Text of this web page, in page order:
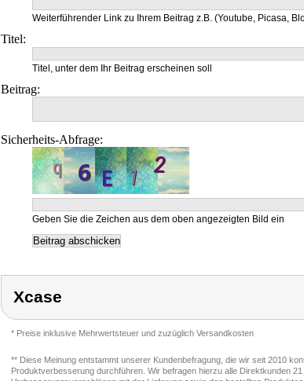
Weiterführender Link zu Ihrem Beitrag z.B. (Youtube, Picasa,
Titel:
Titel, unter dem Ihr Beitrag erscheinen soll
Beitrag:
Sicherheits-Abfrage:
Geben Sie die Zeichen aus dem oben angezeigten Bild ein
Xcase
* Preise inklusive Mehrwertsteuer und zuzüglich Versandkosten
** Diese Meinung entstammt unserer Kundenbefragung, die wir seit 2010
Produktverbesserung durchführen. Wir befragen hierzu alle Direktkunden